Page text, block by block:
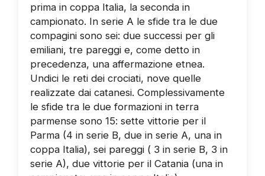
prima in coppa Italia, la seconda in
campionato. In serie A le sfide tra le due
compagini sono sei: due successi per gli
emiliani, tre pareggi e, come detto in
precedenza, una affermazione etnea.
Undici le reti dei crociati, nove quelle
realizzate dai catanesi. Complessivamente
le sfide tra le due formazioni in terra
parmense sono 15: sette vittorie per il
Parma (4 in serie B, due in serie A, una in
coppa Italia), sei pareggi ( 3 in serie B, 3 in
serie A), due vittorie per il Catania (una in